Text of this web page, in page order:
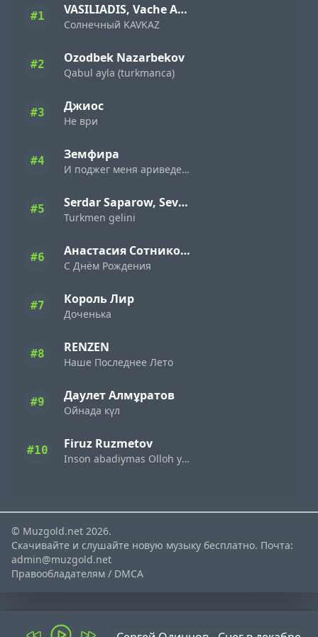
#1 VASILIADIS, Vache Amaryan
Солнечный KAVKAZ
#2 Ozodbek Nazarbekov
Qabul ayla (turkmanca)
#3 Джиос
Не ври
#4 Земфира
И поджег меня ариведерчи
#5 Serdar Saparow, Sevap
Turkmen gelini
#6 Анастасия Сотникова
С Днём Рождения
#7 Король Лир
Доченька
#8 RENZEN
Наше Последнее Лето
#9 Даулет Алмұратов
Ойнада күл
#10 Firuz Ruzmetov
Inson abadiymas Olloh yagona
© Muzgold.net 2026.
Скачивайте и слушайте новую музыку бесплатно. Почта:
admin@muzgold.net
Правообладателям / DMCA